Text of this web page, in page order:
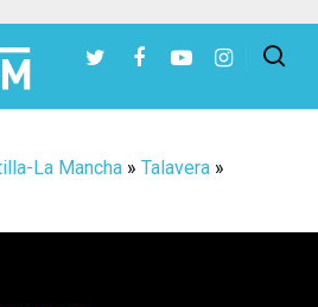
La Mancha » Talavera »